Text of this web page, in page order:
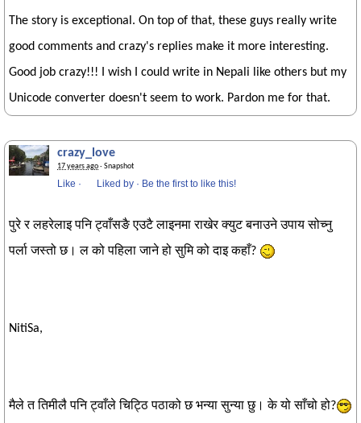
The story is exceptional. On top of that, these guys really write
good comments and crazy's replies make it more interesting.
Good job crazy!!! I wish I could write in Nepali like others but my
Unicode converter doesn't seem to work. Pardon me for that.
crazy_love
17 years ago· Snapshot
Like · Liked by · Be the first to like this!
पुरे र लहरेलाइ पनि ट्वाँसङै एउटै लाइनमा राखेर क्युट बनाउने उपाय सोच्नु
पर्ला जस्तो छ। ल को पहिला जाने हो सुमि को दाइ कहाँ?
NitiSa,
मैले त तिमीलै पनि ट्वाँले चिट्ठि पठाको छ भन्या सुन्या छु। के यो साँचो हो?